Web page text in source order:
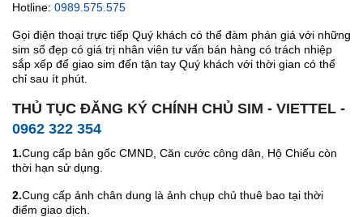
Hotline: 0989.575.575
Gọi điện thoại trực tiếp Quý khách có thể đàm phán giá với những
sim số đẹp có giá trị nhân viên tư vấn bán hàng có trách nhiệp
sắp xếp để giao sim đến tận tay Quý khách với thời gian có thể
chỉ sau ít phút.
THỦ TỤC ĐĂNG KÝ CHÍNH CHỦ SIM - VIETTEL -
0962 322 354
1.Cung cấp bản gốc CMND, Căn cước công dân, Hộ Chiếu còn
thời hạn sử dụng.
2.Cung cấp ảnh chân dung là ảnh chụp chủ thuê bao tại thời
điểm giao dịch.